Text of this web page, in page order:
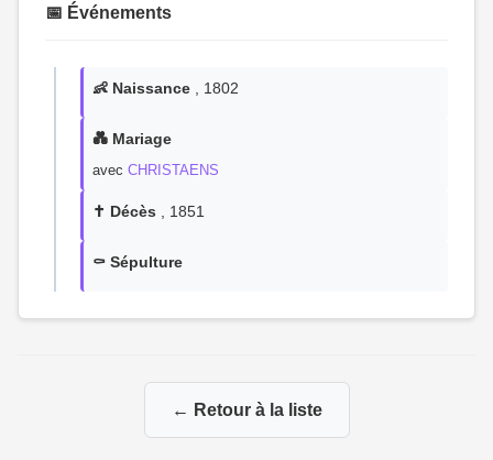
📅 Événements
👶 Naissance , 1802
💑 Mariage
avec CHRISTAENS
✝️ Décès , 1851
⚰️ Sépulture
← Retour à la liste